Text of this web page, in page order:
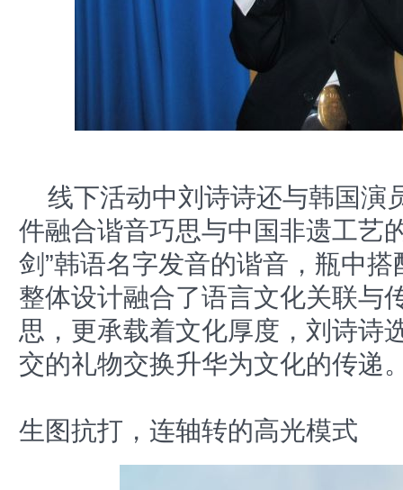
线下活动中刘诗诗还与韩国演
件融合谐音巧思与中国非遗工艺
剑”韩语名字发音的谐音，瓶中
整体设计融合了语言文化关联与
思，更承载着文化厚度，刘诗诗
交的礼物交换升华为文化的传递
生图抗打，连轴转的高光模式